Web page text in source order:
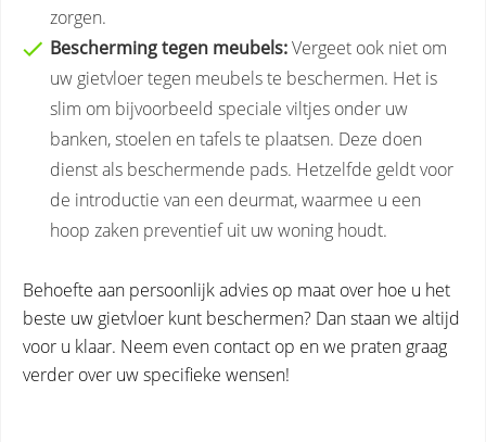
zorgen.
Bescherming tegen meubels:Vergeet ook niet om
uw gietvloer tegen meubels te beschermen. Het is
slim om bijvoorbeeld speciale viltjes onder uw
banken, stoelen en tafels te plaatsen. Deze doen
dienst als beschermende pads. Hetzelfde geldt voor
de introductie van een deurmat, waarmee u een
hoop zaken preventief uit uw woning houdt.
Behoefte aan persoonlijk advies op maat over hoe u het
beste uw gietvloer kunt beschermen? Dan staan we altijd
voor u klaar. Neem even contact op en we praten graag
verder over uw specifieke wensen!